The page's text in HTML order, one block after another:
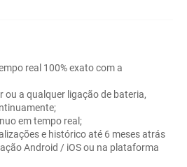
real 100% exato com a
ou a qualquer ligação de bateria,
em tempo real;
e histórico até 6 meses atrás
Android / iOS ou na plataforma